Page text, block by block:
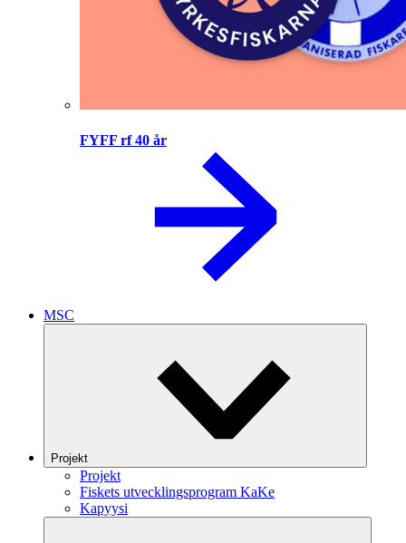
FYFF rf 40 år
MSC
Projekt
Projekt
Fiskets utvecklingsprogram KaKe
Kapyysi